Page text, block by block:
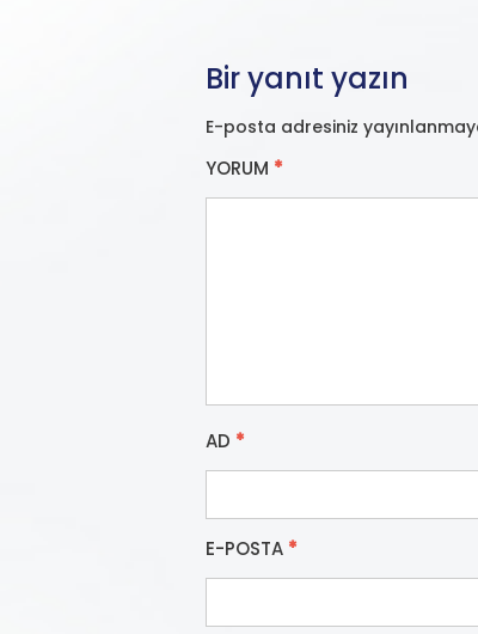
Bir yanıt yazın
E-posta adresiniz
YORUM *
AD *
E-POSTA *